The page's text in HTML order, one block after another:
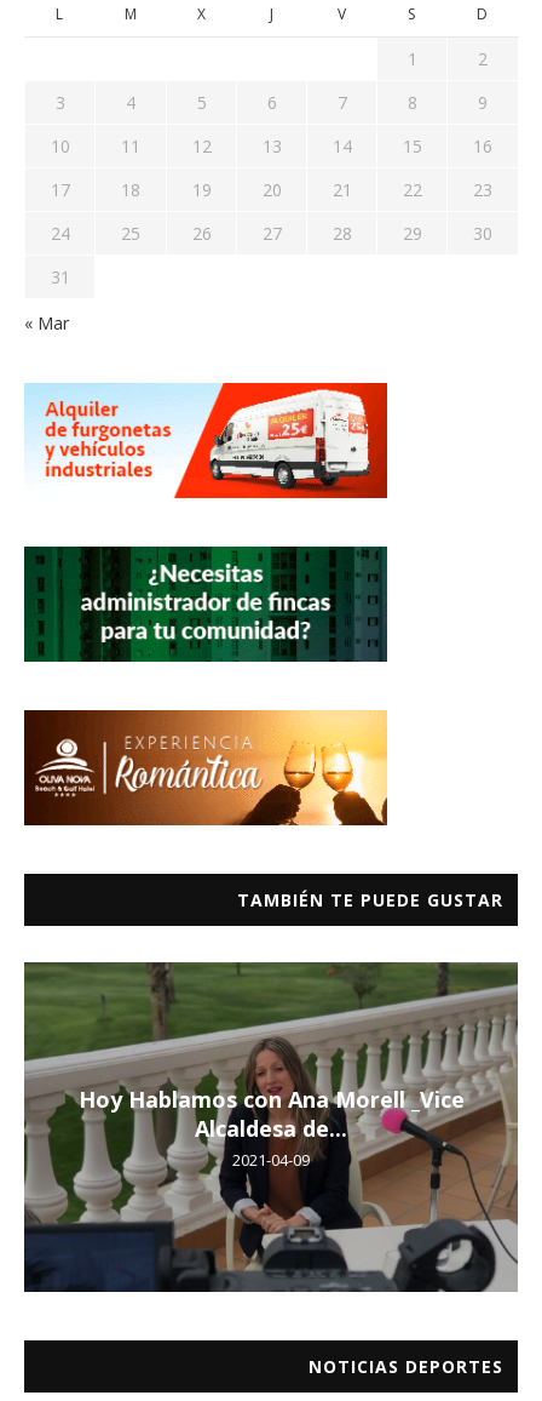
L M X J V S D
1
2
3
4 5 6 7 8
9
10
11 12 13 14 15
16
17
18 19 20 21 22
23
24
25 26 27 28 29
30
31
« Mar
TAMBIÉN TE PUEDE GUSTAR
Hoy Hablamos con Ana Morell _Vice
Alcaldesa de...
2021-04-09
NOTICIAS DEPORTES